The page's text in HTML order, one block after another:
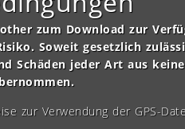
zum Download zur
Soweit gesetzlich
Schäden jeder Art aus
zur Verwendung der GPS-